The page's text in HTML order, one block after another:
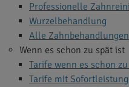
Professionelle
Wurzelbehandlung
Alle Zahnbehandlungen
Wenn es schon zu spät ist
Tarife wenn es schon
Tarife mit Sofortleistung